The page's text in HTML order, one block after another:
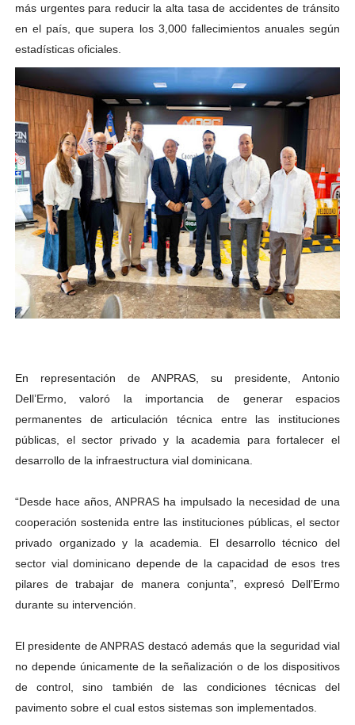
más urgentes para reducir la alta tasa de accidentes de tránsito
en el país, que supera los 3,000 fallecimientos anuales según
estadísticas oficiales.
En representación de ANPRAS, su presidente, Antonio
Dell’Ermo, valoró la importancia de generar espacios
permanentes de articulación técnica entre las instituciones
públicas, el sector privado y la academia para fortalecer el
desarrollo de la infraestructura vial dominicana.
“Desde hace años, ANPRAS ha impulsado la necesidad de una
cooperación sostenida entre las instituciones públicas, el sector
privado organizado y la academia. El desarrollo técnico del
sector vial dominicano depende de la capacidad de esos tres
pilares de trabajar de manera conjunta”, expresó Dell’Ermo
durante su intervención.
El presidente de ANPRAS destacó además que la seguridad vial
no depende únicamente de la señalización o de los dispositivos
de control, sino también de las condiciones técnicas del
pavimento sobre el cual estos sistemas son implementados.